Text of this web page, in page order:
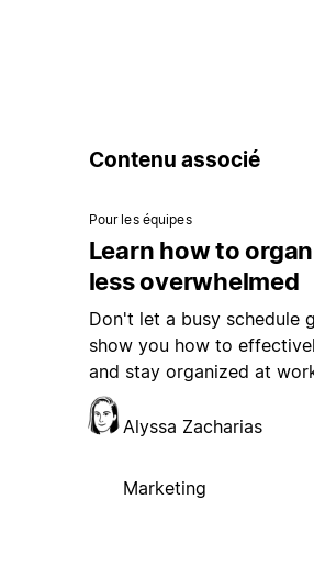
Contenu associé
Pour les équipes
Learn how to
less overwhelmed
Don't let a busy schedule
show you how to
and stay organized at
Alyssa Zacharias
Marketing